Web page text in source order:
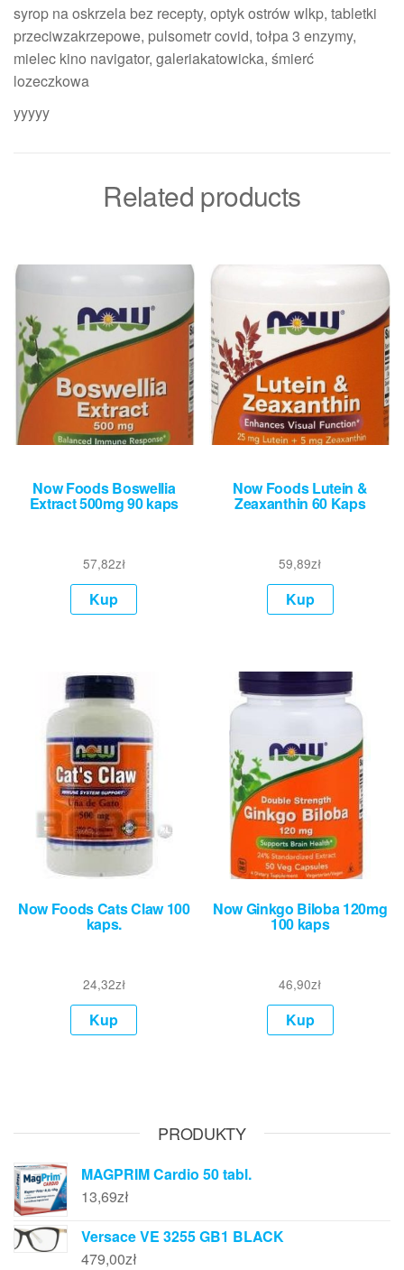
syrop na oskrzela bez recepty, optyk ostrów wlkp, tabletki
przeciwzakrzepowe, pulsometr covid, tołpa 3 enzymy,
mielec kino navigator, galeriakatowicka, śmierć
lozeczkowa
yyyyy
Related products
Now Foods Boswellia
Extract 500mg 90 kaps
57,82zł
Kup
Now Foods Lutein &
Zeaxanthin 60 Kaps
59,89zł
Kup
Now Foods Cats Claw 100
kaps.
24,32zł
Kup
Now Ginkgo Biloba 120mg
100 kaps
46,90zł
Kup
PRODUKTY
MAGPRIM Cardio 50 tabl.
13,69zł
Versace VE 3255 GB1 BLACK
479,00zł